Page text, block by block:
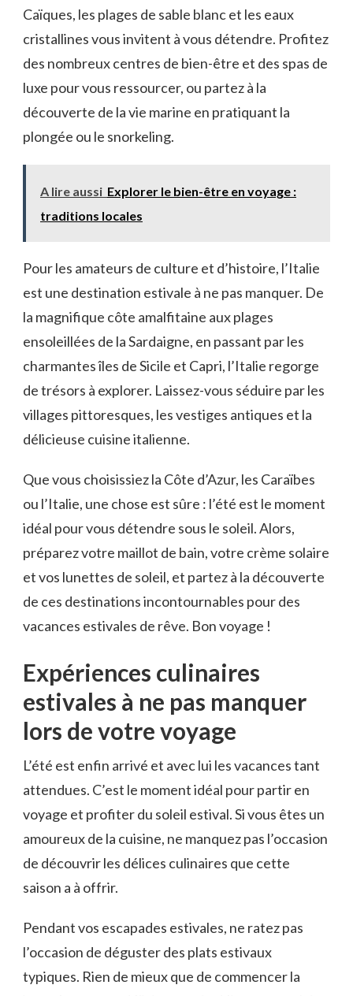
Caïques, ⁢les plages de sable blanc et les eaux⁣
cristallines vous invitent à ​vous détendre. Profitez
des nombreux centres de bien-être et des spas⁣ de
⁤luxe pour vous ressourcer, ou partez ‌à la
‍découverte de la‌ vie marine⁣ en pratiquant la
plongée ou‌ le snorkeling.
A lire aussi Explorer le bien-être en voyage :
traditions locales
Pour les amateurs de culture‍ et‌ d’histoire, ‌l’Italie
est une destination estivale à ne pas​ manquer. De‌
la magnifique côte amalfitaine‌ aux plages
ensoleillées de la​ Sardaigne, en passant par les ​
charmantes îles de Sicile et Capri, l’Italie regorge
⁣de trésors à explorer.⁣ Laissez-vous séduire par les
villages pittoresques, les vestiges antiques et la
délicieuse cuisine italienne.
Que⁤ vous choisissiez la‍ Côte d’Azur, ⁤les Caraïbes
ou l’Italie, ⁤une chose est sûre : l’été est le⁢ moment
idéal ​pour vous détendre sous le soleil.‌ Alors,
préparez votre maillot de bain, votre crème solaire
⁢et vos lunettes de soleil, ​et ⁢partez à la⁢ découverte⁣
de ces destinations incontournables pour des
vacances estivales ‌de rêve. Bon voyage !
Expériences culinaires
estivales à ne pas manquer
lors‍ de votre voyage
L’été ​est enfin arrivé et avec ‌lui les vacances ⁢tant
attendues. C’est le moment idéal pour partir en
voyage et profiter du soleil estival. Si vous êtes‍ un​
amoureux de la cuisine, ne manquez pas ‌l’occasion
de découvrir⁤ les délices⁤ culinaires ‌que ⁤cette
saison a à⁤ offrir.
Pendant vos escapades estivales,⁤ ne ratez pas⁤
l’occasion de déguster des plats estivaux
typiques. Rien de mieux que de commencer la